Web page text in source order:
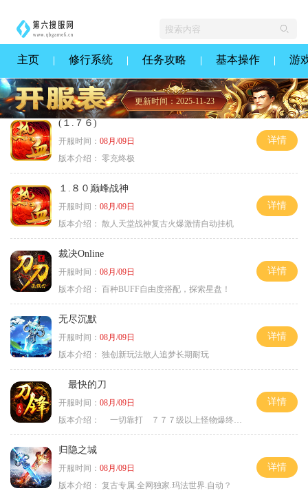
主页 修行系统 任务攻略 基本操作 游
更新时间：2025-11-23
(１.７６)
开服时间： 08月/09日
版本介绍： 零充终极
详情
１.８０巅峰战神
开服时间： 08月/09日
版本介绍： 散人天堂战神复古火爆激情自动挂机
详情
裁决Online
开服时间： 08月/09日
版本介绍： 百种BUFF自由度搭配，探索星盘！
详情
无尽沉默
开服时间： 08月/09日
版本介绍： 独创新玩法散人追梦长期耐玩
详情
最快的刀
开服时间： 08月/09日
版本介绍：
一切靠打 ７７７级以上怪物爆终极
详情
归隐之城
开服时间： 08月/09日
版本介绍： 复古专属.全网独家.玛法世界.自动？
详情